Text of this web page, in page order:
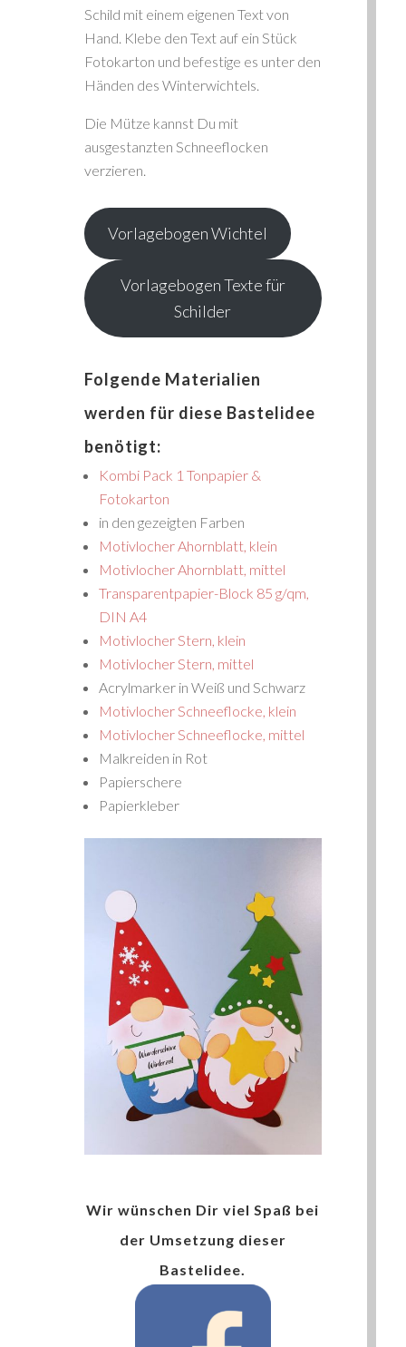
Schild mit einem eigenen Text von
Hand. Klebe den Text auf ein Stück
Fotokarton und befestige es unter den
Händen des Winterwichtels.
Die Mütze kannst Du mit
ausgestanzten Schneeflocken
verzieren.
Vorlagebogen Wichtel
Vorlagebogen Texte für
Schilder
Folgende Materialien
werden für diese Bastelidee
benötigt:
Kombi Pack 1 Tonpapier &
Fotokarton
in den gezeigten Farben
Motivlocher Ahornblatt, klein
Motivlocher Ahornblatt, mittel
Transparentpapier-Block 85 g/qm,
DIN A4
Motivlocher Stern, klein
Motivlocher Stern, mittel
Acrylmarker in Weiß und Schwarz
Motivlocher Schneeflocke, klein
Motivlocher Schneeflocke, mittel
Malkreiden in Rot
Papierschere
Papierkleber
Wir wünschen Dir viel Spaß bei
der Umsetzung dieser
Bastelidee.